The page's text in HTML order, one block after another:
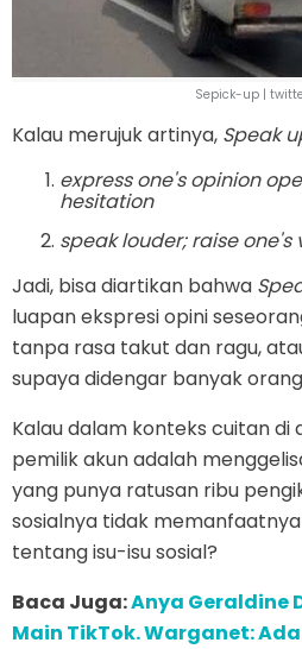
Sepick-up |
Kalau merujuk artinya, Speak
express one's opinion
hesitation
speak louder; raise one's
Jadi, bisa diartikan bahwa
luapan ekspresi opini
tanpa rasa takut dan ragu,
supaya didengar banyak
Kalau dalam konteks cuitan di
pemilik akun adalah
yang punya ratusan ribu
sosialnya tidak
tentang isu-isu sosial?
Baca Juga:Anya Geraldine
Main TikTok. Warganet: